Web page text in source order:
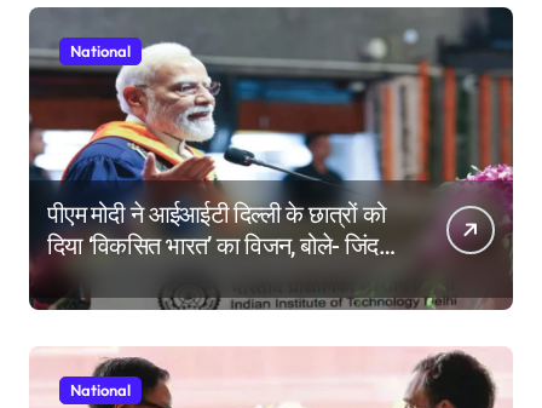
National
पीएम मोदी ने आईआईटी दिल्ली के छात्रों को
दिया ‘विकसित भारत’ का विजन, बोले- जिंदगी
की परीक्षा में सब कुछ आउट ऑफ सिलेबस
होता है
National